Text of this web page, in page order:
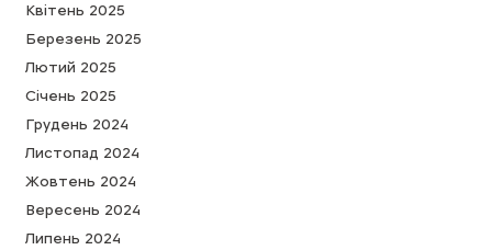
Квітень 2025
Березень 2025
Лютий 2025
Cічень 2025
Грудень 2024
Листопад 2024
Жовтень 2024
Вересень 2024
Липень 2024